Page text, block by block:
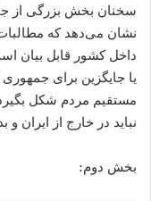
سخنان بخش بزرگی از
نشان می‌دهد که
داخل کشور قابل بیان
یا جایگزین برای
مستقیم مردم شکل
نباید در خارج از ایران
بخش دوم: